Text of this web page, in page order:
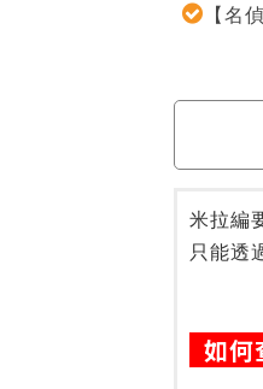
【名
米拉編
只能透
如